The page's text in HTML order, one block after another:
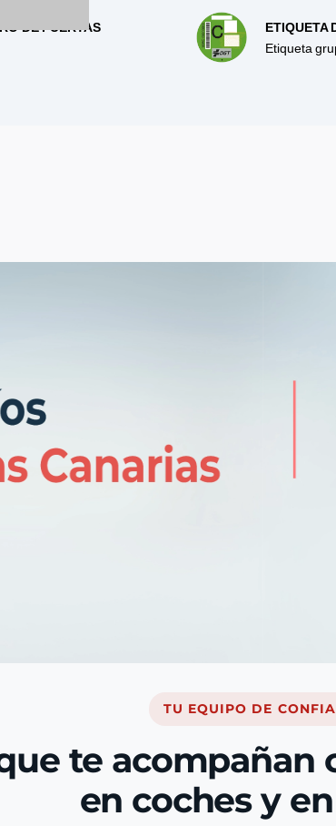
DE PUERTAS
ETIQUETA
Etiqueta
TU EQUIPO DE
te acompañan
en coches y